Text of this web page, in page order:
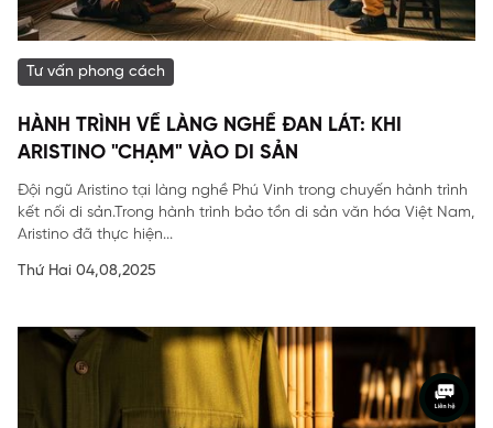
Tư vấn phong cách
HÀNH TRÌNH VỀ LÀNG NGHỀ ĐAN LÁT: KHI
ARISTINO "CHẠM" VÀO DI SẢN
Đội ngũ Aristino tại làng nghề Phú Vinh trong chuyến hành trình
kết nối di sản.Trong hành trình bảo tồn di sản văn hóa Việt Nam,
Aristino đã thực hiện...
Thứ Hai 04,08,2025